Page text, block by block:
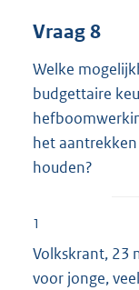
Vraag 8
Welke
budgettaire
het
houden?
1
Volkskrant, 23
voor jonge,